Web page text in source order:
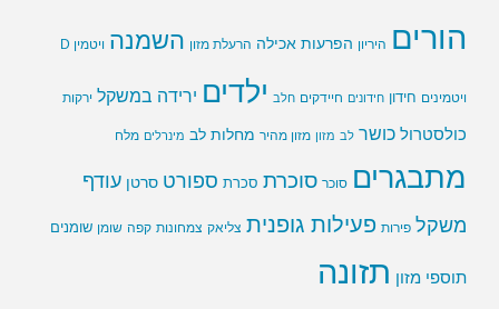
הורים היריון הפרעות אכילה הרעלת מזון השמנה ויטמין D
ויטמינים חידון חידונים חיידקים חלב ילדים ירידה במשקל ירקות
כולסטרול כושר לב מזון מזון מהיר מחלות לב מינרלים מלח
מתבגרים סוכר סוכרת סכרת ספורט סרטן עודף
משקל פירות פעילות גופנית צליאק צמחונות קפה שומן שומנים
תוספי מזון תזונה